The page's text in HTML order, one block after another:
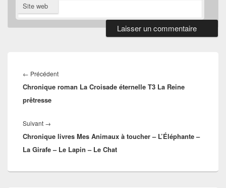
Site web
de
l’article
← PrécédentArticle
précédent :
Chronique roman La Croisade éternelle T3 La Reine
prêtresse
Suivant →
suivant :
Chronique livres Mes Animaux à toucher – L’Éléphante –
La Girafe – Le Lapin – Le Chat